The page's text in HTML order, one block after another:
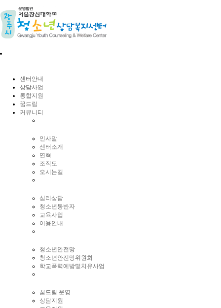
센터안내
상담사업
통합지원
꿈드림
커뮤니티
인사말
센터소개
연혁
조직도
오시는길
심리상담
청소년동반자
교육사업
이용안내
청소년안전망
청소년안전망위원회
학교폭력예방및치유사업
꿈드림 운영
상담지원